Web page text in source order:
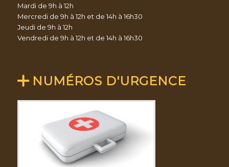
Mardi de 9h à 12h
Mercredi de 9h à 12h et de 14h à 16h30
Jeudi de 9h à 12h
Vendredi de 9h à 12h et de 14h à 16h30
NUMÉROS D'URGENCE